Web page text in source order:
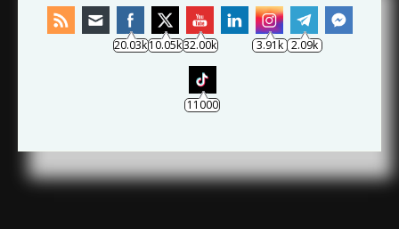
Archives
20.03k10.05k32.00k 3.91k 2.09k
11000